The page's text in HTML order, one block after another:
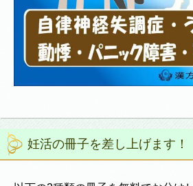
妊活の冊子を差し上げます！